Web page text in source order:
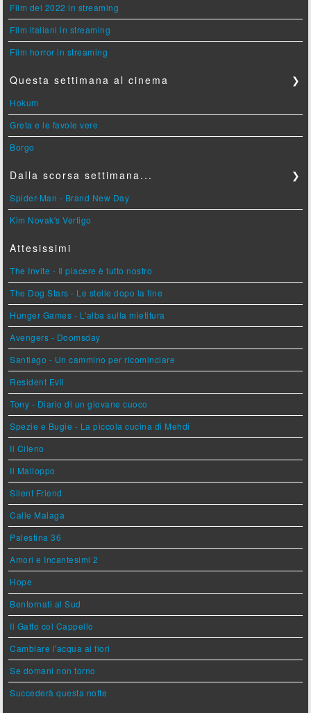
Film del 2022 in streaming
Film italiani in streaming
Film horror in streaming
Questa settimana al cinema ❯
Hokum
Greta e le favole vere
Borgo
Dalla scorsa settimana... ❯
Spider-Man - Brand New Day
Kim Novak's Vertigo
Attesissimi
The Invite - Il piacere è tutto nostro
The Dog Stars - Le stelle dopo la fine
Hunger Games - L'alba sulla mietitura
Avengers - Doomsday
Santiago - Un cammino per ricominciare
Resident Evil
Tony - Diario di un giovane cuoco
Spezie e Bugie - La piccola cucina di Mehdi
Il Cileno
Il Malloppo
Silent Friend
Calle Malaga
Palestina 36
Amori e Incantesimi 2
Hope
Bentornati al Sud
Il Gatto col Cappello
Cambiare l'acqua ai fiori
Se domani non torno
Succederà questa notte